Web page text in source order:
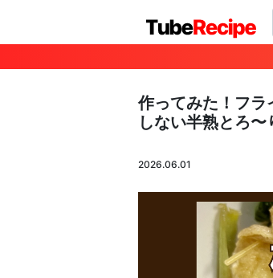
作ってみた！フ
しない半熟とろ
2026.06.01